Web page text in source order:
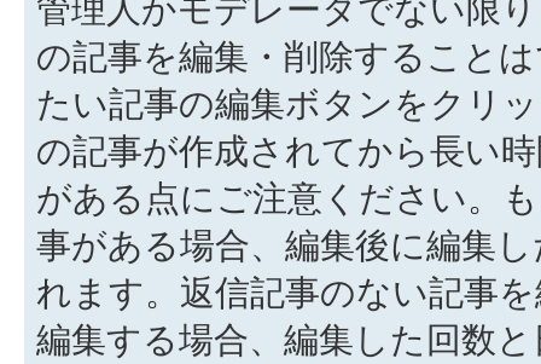
管理人かモデレータでない限
の記事を編集・削除すること
たい記事の編集ボタンをクリ
の記事が作成されてから長い
がある点にご注意ください。
事がある場合、編集後に編集
れます。返信記事のない記事
編集する場合、編集した回数